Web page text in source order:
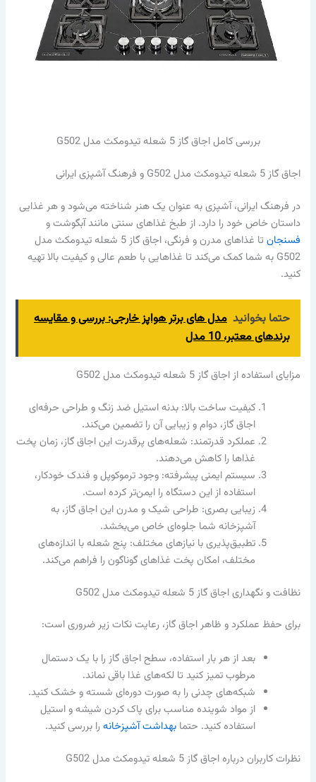
بررسی کامل اجاق گاز 5 شعله تیدومکث مدل G502
اجاق گاز 5 شعله تیدومکث مدل G502 و فرهنگ آشپزی ایرانی
در فرهنگ ایرانی، آشپزی به عنوان یک هنر شناخته می‌شود و هر غذایی
داستان خاص خود را دارد. از طبخ غذاهای سنتی مانند آبگوشت و
فسنجان
تا غذاهای مدرن و فرنگی، اجاق گاز 5 شعله تیدومکث مدل
G502 به شما کمک می‌کند تا غذاهایی با طعم عالی و کیفیت بالا تهیه
کنید.
حتما بخوانید مدل های برتر هواپز خارجی: بررسی و مقایسه
برندهای معتبر، 10 مدل
مزایای استفاده از اجاق گاز 5 شعله تیدومکث مدل G502
کیفیت ساخت بالا: بدنه استیل ضد زنگ و طراحی حرفه‌ای
اجاق گاز، دوام و زیبایی آن را تضمین می‌کند.
عملکرد قدرتمند: شعله‌های پرقدرت این اجاق گاز، زمان پخت
غذاها را کاهش می‌دهند.
سیستم ایمنی پیشرفته: وجود ترموکوپل و فندک خودکار،
استفاده از این دستگاه را ایمن‌تر کرده است.
زیبایی بصری: طراحی شیک و مدرن این اجاق گاز، به
آشپزخانه شما جلوه‌ای خاص می‌بخشد.
تطبیق‌پذیری با نیازهای مختلف: پنج شعله با اندازه‌های
مختلف، امکان پخت غذاهای گوناگون را فراهم می‌کند.
نظافت و نگهداری اجاق گاز 5 شعله تیدومکث مدل G502
برای حفظ عملکرد و ظاهر اجاق گاز، رعایت نکات زیر ضروری است:
بعد از هر بار استفاده، سطح اجاق گاز را با یک دستمال
مرطوب تمیز کنید تا لکه‌های غذا باقی نماند.
شبکه‌های چدنی را به صورت دوره‌ای شسته و خشک کنید.
از مواد شوینده مناسب برای پاک کردن شیشه و استیل
استفاده کنید. حتمابهداشت آشپزخانهرا بررسی کنید.
نظرات کاربران درباره اجاق گاز 5 شعله تیدومکث مدل G502